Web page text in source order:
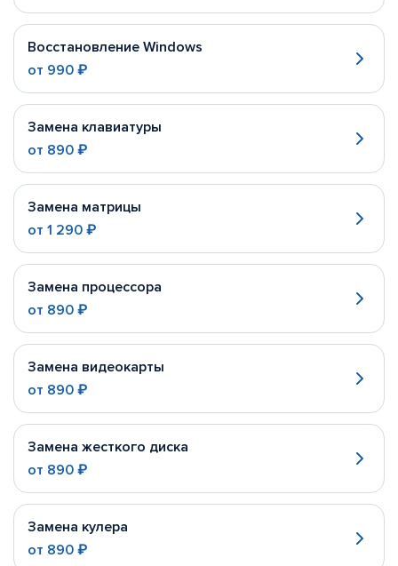
Восстановление Windows
от 990 ₽
Замена клавиатуры
от 890 ₽
Замена матрицы
от 1 290 ₽
Замена процессора
от 890 ₽
Замена видеокарты
от 890 ₽
Замена жесткого диска
от 890 ₽
Замена кулера
от 890 ₽